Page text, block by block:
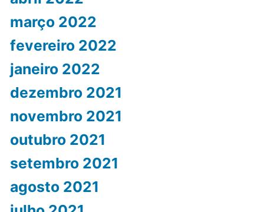
março 2022
fevereiro 2022
janeiro 2022
dezembro 2021
novembro 2021
outubro 2021
setembro 2021
agosto 2021